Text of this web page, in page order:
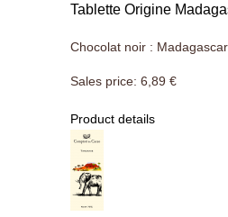
Tablette Origine
Chocolat noir :
Sales price: 6,89 €
Product details